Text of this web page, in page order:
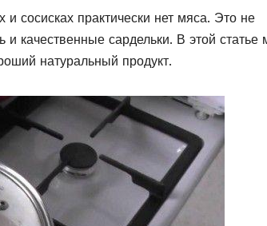
сосисках практически нет мяса. Это не
и качественные сардельки. В этой статье
натуральный продукт.